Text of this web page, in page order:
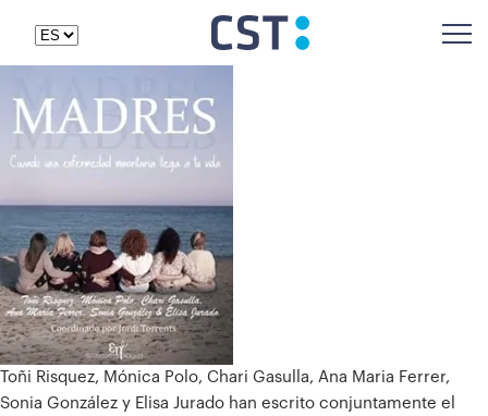
Toñi Risquez, Mónica Polo, Chari Gasulla, Ana Maria Ferrer,
Sonia González y Elisa Jurado han escrito conjuntamente el